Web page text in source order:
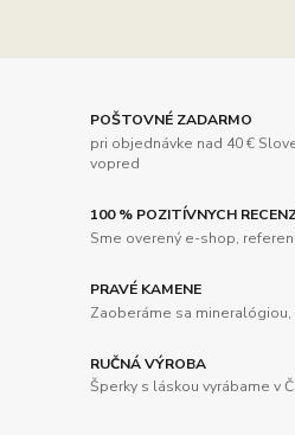
POŠTOVNÉ ZADARMO
pri objednávke nad 40 €
vopred
100 % POZITÍVNYCH
Sme overený e-shop,
PRAVÉ KAMENE
Zaoberáme sa
RUČNÁ VÝROBA
Šperky s láskou vyrábame v